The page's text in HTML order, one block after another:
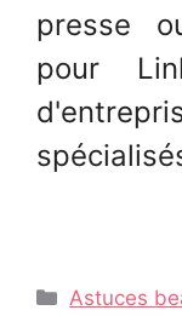
presse
pour
Catégories
Astuces